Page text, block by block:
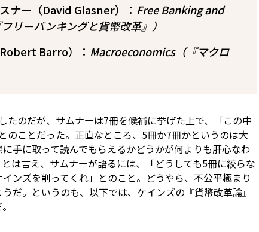
ナー（David Glasner）： Free Banking and
リーバンキングと貨幣改革』）
Barro）： Macroeconomics（『マクロ
たのだが、サムナーは7冊を候補に挙げた上で、「この中
のことだった。正直なところ、5冊か7冊かというのは大
手に取って読んでもらえるかどうかが何よりも肝心なわ
は言え、サムナーが語るには、「どうしても5冊に絞らな
ンズを削ってくれ」とのこと。どうやら、不公平極まり
だ。というのも、以下では、ケインズの『貨幣改革論』